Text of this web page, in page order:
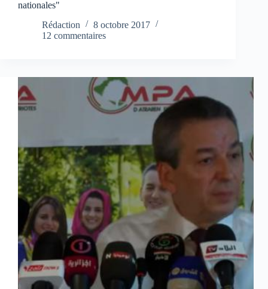
nationales"
Rédaction
8 octobre 2017
12 commentaires